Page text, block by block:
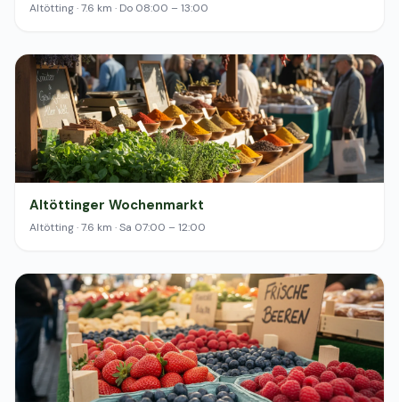
Altötting · 7.6 km · Do 08:00 – 13:00
Altöttinger Wochenmarkt
Altötting · 7.6 km · Sa 07:00 – 12:00